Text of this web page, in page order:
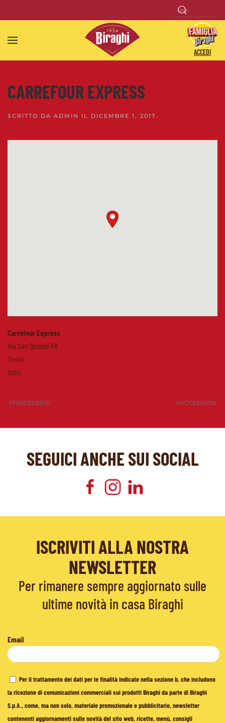
Skip to main content
ACCEDI
CARREFOUR EXPRESS
SCRITTO DA ADMIN IL DICEMBRE 1, 2017.
Carrefour Express
Via San Donato 68
Torino
Italia
PRECEDENTE SUCCESSIVO
SEGUICI ANCHE SUI SOCIAL
ISCRIVITI ALLA NOSTRA
NEWSLETTER
Per rimanere sempre aggiornato sulle
ultime novità in casa Biraghi
Email
Per il trattamento dei dati per le finalità indicate nella sezione b, che includono
la ricezione di comunicazioni commerciali sui prodotti Biraghi da parte di Biraghi
S.p.A., come, ma non solo, materiale promozionale e pubblicitario, newsletter
contenenti aggiornamenti sulle novità del sito web, ricette, menù, consigli